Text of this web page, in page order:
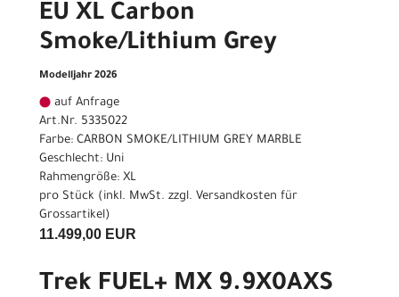
EU XL Carbon
Smoke/Lithium Grey
Modelljahr 2026
auf Anfrage
Art.Nr. 5335022
Farbe: CARBON SMOKE/LITHIUM GREY MARBLE
Geschlecht: Uni
Rahmengröße: XL
pro Stück (inkl. MwSt. zzgl. Versandkosten für
Grossartikel)
11.499,00 EUR
Trek FUEL+ MX 9.9X0AXS